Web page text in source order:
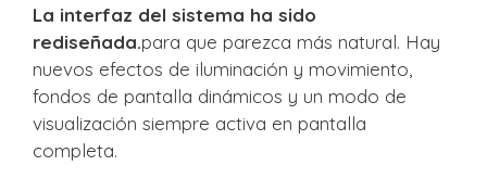
La interfaz del sistema ha sido
rediseñada.para que parezca más natural. Hay
nuevos efectos de iluminación y movimiento,
fondos de pantalla dinámicos y un modo de
visualización siempre activa en pantalla
completa.